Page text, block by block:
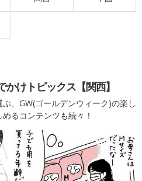
かけトピックス【関西】
、GW(ゴールデンウィーク)の楽し
るコンテンツも続々！